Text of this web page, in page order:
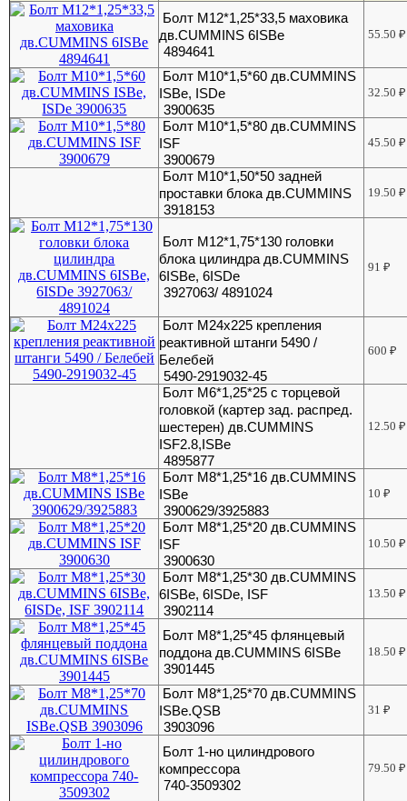
Болт M12*1,25*33,5 маховика
дв.CUMMINS 6ISBe
4894641
55.50₽
Болт М10*1,5*60 дв.CUMMINS
ISBe, ISDe
3900635
32.50₽
Болт М10*1,5*80 дв.CUMMINS
ISF
3900679
45.50₽
Болт М10*1,50*50 задней
проставки блока дв.CUMMINS
3918153
19.50₽
Болт М12*1,75*130 головки
блока цилиндра дв.CUMMINS
6ISBe, 6ISDe
3927063/ 4891024
91₽
Болт М24х225 крепления
реактивной штанги 5490 /
Белебей
5490-2919032-45
600₽
Болт М6*1,25*25 с торцевой
головкой (картер зад. распред.
шестерен) дв.CUMMINS
ISF2.8,ISBe
4895877
12.50₽
Болт М8*1,25*16 дв.CUMMINS
ISBe
3900629/3925883
10₽
Болт М8*1,25*20 дв.CUMMINS
ISF
3900630
10.50₽
Болт М8*1,25*30 дв.CUMMINS
6ISBe, 6ISDe, ISF
3902114
13.50₽
Болт М8*1,25*45 флянцевый
поддона дв.CUMMINS 6ISBe
3901445
18.50₽
Болт М8*1,25*70 дв.CUMMINS
ISBe.QSB
3903096
31₽
Болт 1-но цилиндрового
компрессора
740-3509302
79.50₽